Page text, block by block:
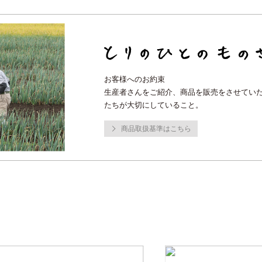
お客様へのお約束
生産者さんをご紹介、商品を販売をさせてい
たちが大切にしていること。
商品取扱基準はこちら